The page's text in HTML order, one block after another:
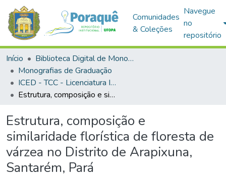
Comunidades
& Coleções
Navegue
no
repositório
Início
Biblioteca Digital de Monografias (BDM)
Monografias de Graduação
ICED - TCC - Licenciatura Integrada - Biologia e Química
Estrutura, composição e similaridade florística de floresta de várzea no Distrito de Arapixuna, Santarém, Pará
Estrutura, composição e
similaridade florística de floresta de
várzea no Distrito de Arapixuna,
Santarém, Pará